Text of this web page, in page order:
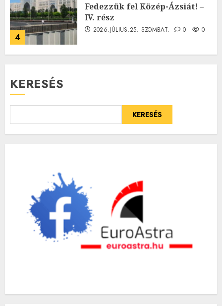
4
Fedezzük fel Közép-Ázsiát! –
IV. rész
2026.JÚLIUS.25. SZOMBAT. 0 0
KERESÉS
KERESÉS